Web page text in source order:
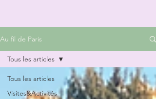
Au fil de Paris
Tous les articles
Visites&Activités
Tous les articles